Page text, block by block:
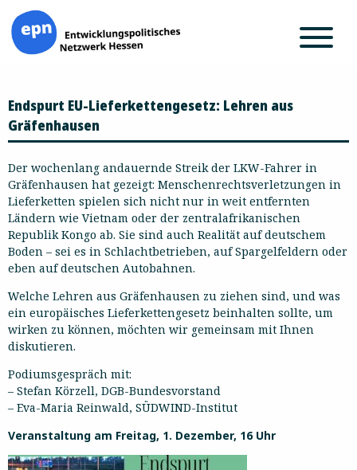
Inhalt
springen
Endspurt EU-Lieferkettengesetz: Lehren aus
Gräfenhausen
Der wochenlang andauernde Streik der LKW-Fahrer in
Gräfenhausen hat gezeigt: Menschenrechtsverletzungen in
Lieferketten spielen sich nicht nur in weit entfernten
Ländern wie Vietnam oder der zentralafrikanischen
Republik Kongo ab. Sie sind auch Realität auf deutschem
Boden – sei es in Schlachtbetrieben, auf Spargelfeldern oder
eben auf deutschen Autobahnen.
Welche Lehren aus Gräfenhausen zu ziehen sind, und was
ein europäisches Lieferkettengesetz beinhalten sollte, um
wirken zu können, möchten wir gemeinsam mit Ihnen
diskutieren.
Podiumsgespräch mit:
– Stefan Körzell, DGB-Bundesvorstand
– Eva-Maria Reinwald, SÜDWIND-Institut
Veranstaltung am Freitag, 1. Dezember, 16 Uhr